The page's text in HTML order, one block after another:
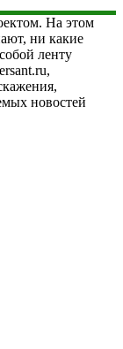
На этом
ни какие
ленту
новостей